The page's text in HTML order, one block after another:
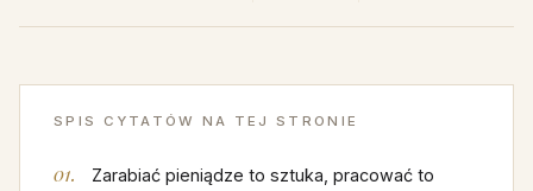
SPIS CYTATÓW NA TEJ STRONIE
Zarabiać pieniądze to sztuka, pracować to